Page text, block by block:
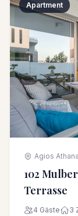
Apartment
Agios
102
Terrasse
4 Gäste 3